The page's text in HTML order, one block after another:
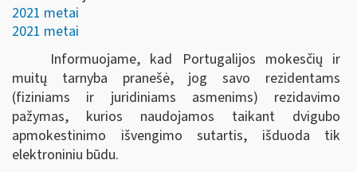
2021 metai
2021 metai
Informuojame, kad Portugalijos mokesčių ir
muitų tarnyba pranešė, jog savo rezidentams
(fiziniams ir juridiniams asmenims) rezidavimo
pažymas, kurios naudojamos taikant dvigubo
apmokestinimo išvengimo sutartis, išduoda tik
elektroniniu būdu.